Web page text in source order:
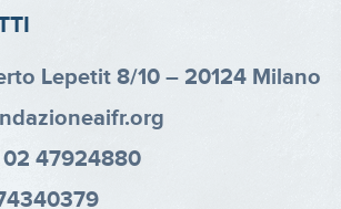
Lepetit 8/10 – 20124 Milano
02 47924880